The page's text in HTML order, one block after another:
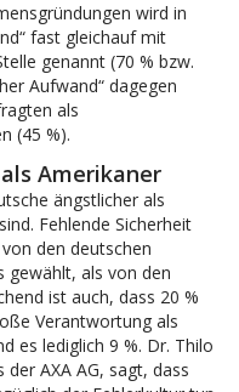
wird in
fast gleichauf mit
genannt (70 % bzw.
Aufwand“ dagegen
als
(45 %).
Amerikaner
ängstlicher als
Fehlende Sicherheit
den deutschen
gewählt, als von den
ist auch, dass 20 %
Verantwortung als
es lediglich 9 %. Dr. Thilo
AXA AG, sagt, dass